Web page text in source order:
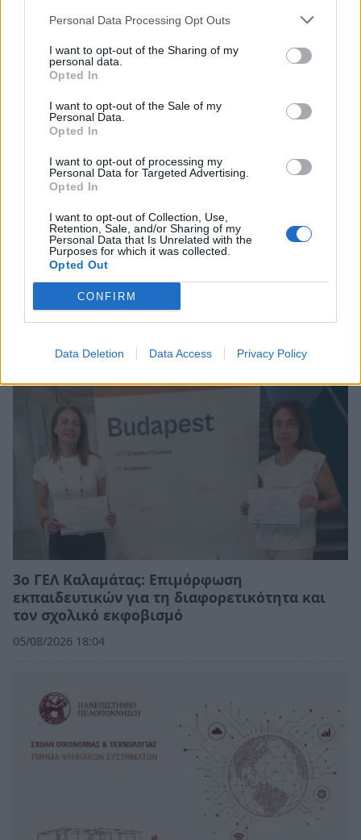
Personal Data Processing Opt Outs
I want to opt-out of the Sharing of my
personal data.
Opted In
I want to opt-out of the Sale of my
Personal Data.
Opted In
I want to opt-out of processing my
Personal Data for Targeted Advertising.
Opted In
I want to opt-out of Collection, Use,
Retention, Sale, and/or Sharing of my
Personal Data that Is Unrelated with the
Purposes for which it was collected.
Opted Out
CONFIRM
Data Deletion Data Access Privacy Policy
Σχετικά Άρθρα
3ο ΓΕΛ Καλαμάτας: Επιμόρφωση
εκπαιδευτικών για τη διαφορετικότητα και
τον σχολικό εκφοβισμό
05/08/2026 18:04